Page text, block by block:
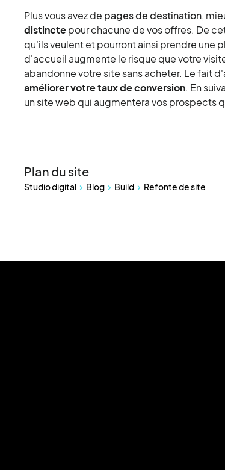
Plus vous avez de pages de destination,
distinctepour chacune de vos offres. De
qu'ils veulent et pourront ainsi prendre une
d'accueil augmente le risque que votre
abandonne votre site sans acheter. Le fait
améliorer votre taux de conversion. En
un site web qui augmentera vos prospects
Plan du site
Studio digital Blog Build Refonte de site